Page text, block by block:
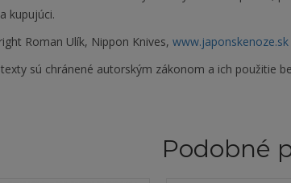
kupujúci.
Roman Ulík, Nippon Knives, www.japonskenoze.sk
sú chránené autorským zákonom a ich použitie
Podobné